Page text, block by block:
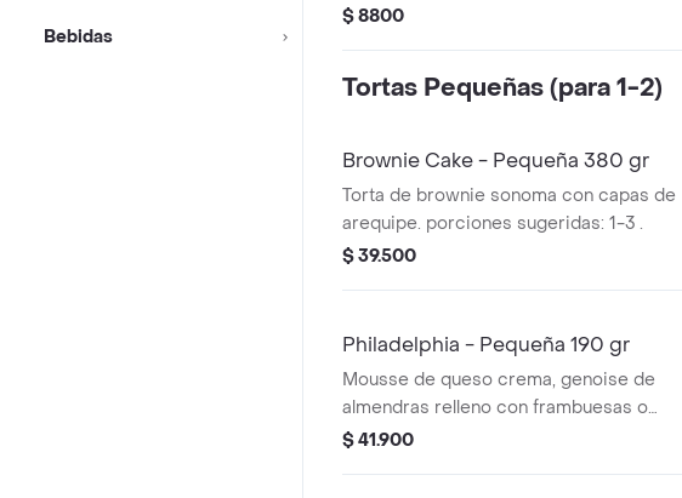
Bebidas
$ 8800
Tortas Pequeñas (para 1-2)
Brownie Cake - Pequeña 380 gr
Torta de brownie sonoma con capas de
arequipe. porciones sugeridas: 1-3 .
$ 39.500
Philadelphia - Pequeña 190 gr
Mousse de queso crema, genoise de
almendras relleno con frambuesas o
arándanos, cubierto de crumble de
$ 41.900